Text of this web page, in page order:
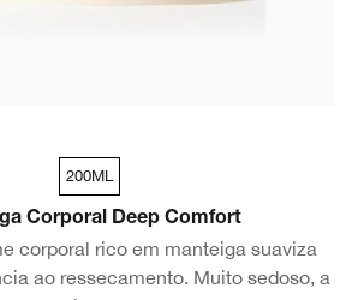
200ML
Corporal Deep Comfort
corporal rico em manteiga suaviza
ao ressecamento. Muito sedoso, a